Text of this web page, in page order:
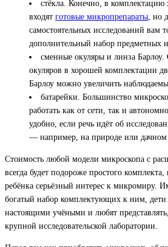
стёкла. Конечно, в комплектацию
входят готовые микропрепараты , но
самостоятельных исследований вам
дополнительный набор предметных
сменные окуляры и линза
окуляров в хорошей комплектации
Барлоу можно увеличить
батарейки. Большинство
работать как от сети, так и
удобно, если речь идёт об
— например, на природе или дачном
Стоимость любой модели микроскопа с
всегда будет подороже простого
ребёнка серьёзный интерес к микромиру.
богатый набор комплектующих к ним, дети
настоящими учёными и любят
крупной исследовательской лаборатории.